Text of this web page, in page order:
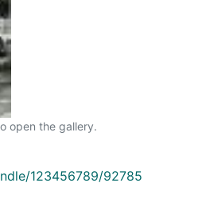
open the gallery.
123456789/92785